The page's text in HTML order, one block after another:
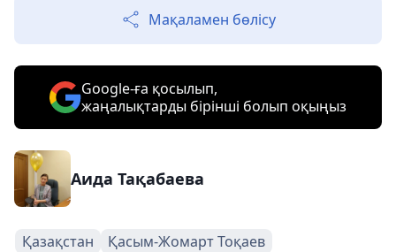
Мақаламен бөлісу
Google-ға қосылып,
жаңалықтарды бірінші болып оқыңыз
Аида Тақабаева
Қазақстан Қасым-Жомарт Тоқаев